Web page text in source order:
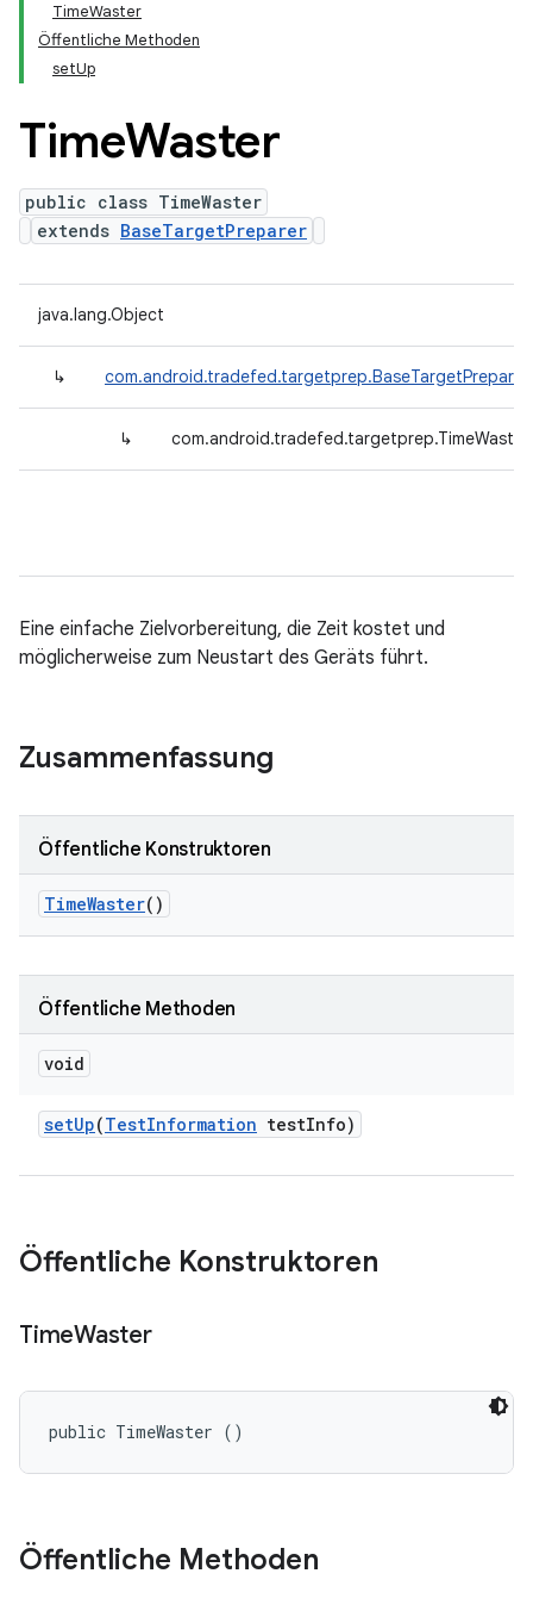
TimeWaster
Öffentliche Methoden
setUp
TimeWaster
public class TimeWaster
extends BaseTargetPreparer
java.lang.Object
↳ com.android.tradefed.targetprep.BaseTargetPreparer
↳ com.android.tradefed.targetprep.TimeWaster
Eine einfache Zielvorbereitung, die Zeit kostet und
möglicherweise zum Neustart des Geräts führt.
Zusammenfassung
Öffentliche Konstruktoren
TimeWaster()
Öffentliche Methoden
void
setUp(TestInformation testInfo)
Öffentliche Konstruktoren
TimeWaster
public TimeWaster ()
Öffentliche Methoden